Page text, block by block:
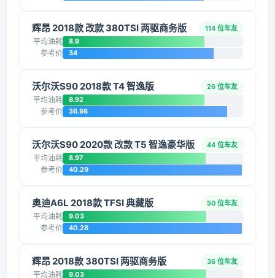
辉昂 2018款 改款 380TSI 两驱商务版 114 位车友
平均油耗 8.9
参考价 34
沃尔沃S90 2018款 T4 智逸版 26 位车友
平均油耗 8.92
参考价 36.98
沃尔沃S90 2020款 改款 T5 智逸豪华版 44 位车友
平均油耗 8.97
参考价 40.29
奥迪A6L 2018款 TFSI 典藏版 50 位车友
平均油耗 9.03
参考价 40.28
辉昂 2018款 380TSI 两驱商务版 36 位车友
平均油耗 9.03